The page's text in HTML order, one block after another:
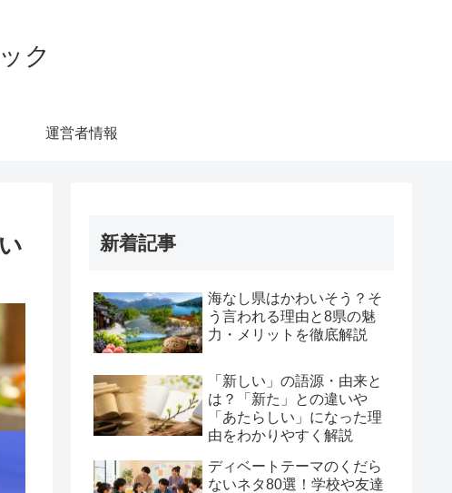
ク
運営者情報
新着記事
海なし県はかわいそう？そ
う言われる理由と8県の魅
力・メリットを徹底解説
「新しい」の語源・由来と
は？「新た」との違いや
「あたらしい」になった理
由をわかりやすく解説
ディベートテーマのくだら
ないネタ80選！学校や友達